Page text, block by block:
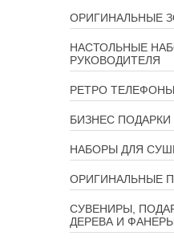
ОРИГИНАЛЬНЫЕ
НАСТОЛЬНЫЕ
РУКОВОДИТЕЛЯ
РЕТРО ТЕЛЕФОНЫ
БИЗНЕС ПОДАРКИ
НАБОРЫ ДЛЯ
ОРИГИНАЛЬНЫЕ
СУВЕНИРЫ,
ДЕРЕВА И
В корзину 19.9